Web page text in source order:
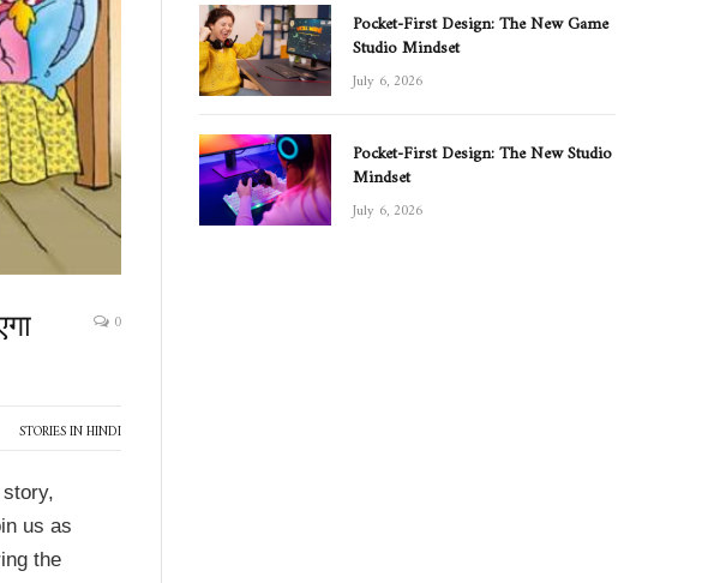
0
STORIES IN HINDI
us as
the
Pocket-First Design: The New Game
Studio Mindset
July 6, 2026
Pocket-First Design: The New Studio
Mindset
July 6, 2026